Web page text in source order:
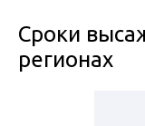
Сроки
регионах